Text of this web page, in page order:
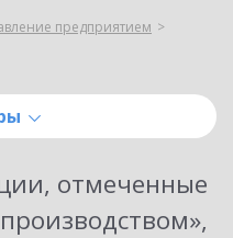
предприятием
отмеченные
,